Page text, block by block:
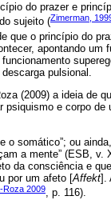
do prazer e
sujeito (Zimerman,
que o princípio do
apontando um
pulsional.
(2009) a ideia de
psiquismo e corpo de
somático”; ou
a mente” (ESB, v.
da consciência e
por um afeto [Affekt].
Roza 2009, p. 116).